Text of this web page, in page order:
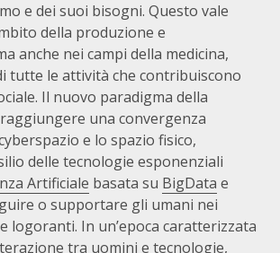
e dei suoi bisogni. Questo vale
della produzione e
anche nei campi della medicina,
tutte le attività che contribuiscono
Il nuovo paradigma della
una convergenza
e lo spazio fisico,
delle tecnologie esponenziali
Artificiale basata su BigData e
o supportare gli umani nei
logoranti. In un’epoca caratterizzata
tra uomini e tecnologie,